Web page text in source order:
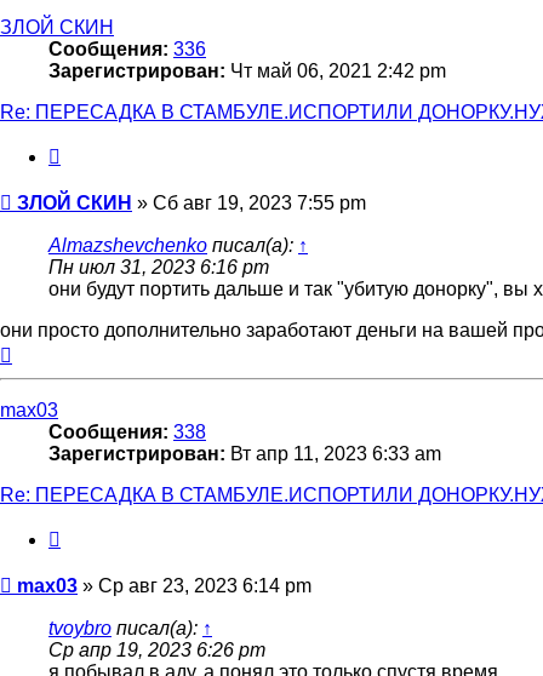
началу
ЗЛОЙ СКИН
Сообщения: 336
Зарегистрирован: Чт май 06, 2021 2:42 pm
Re: ПЕРЕСАДКА В СТАМБУЛЕ.ИСПОРТИЛИ
Сообщение
ЗЛОЙ СКИН » Сб авг 19, 2023 7:55 pm
Almazshevchenko писал(а): ↑
Пн июл 31, 2023 6:16 pm
они будут портить дальше и так "убитую донорку", вы
они просто дополнительно заработают деньги на вашей
max03
Сообщения: 338
Зарегистрирован: Вт апр 11, 2023 6:33 am
Re: ПЕРЕСАДКА В СТАМБУЛЕ.ИСПОРТИЛИ
Сообщение
max03 » Ср авг 23, 2023 6:14 pm
tvoybro писал(а): ↑
Ср апр 19, 2023 6:26 pm
я побывал в аду, а понял это только спустя время.